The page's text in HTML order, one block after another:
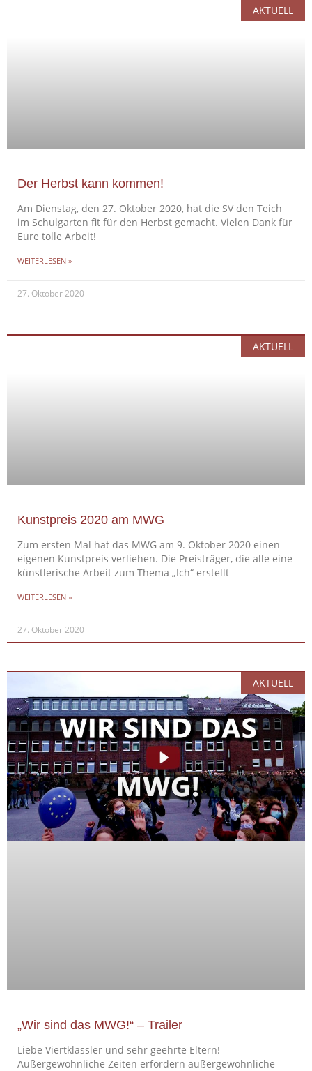
AKTUELL
Der Herbst kann kommen!
Am Dienstag, den 27. Oktober 2020, hat die SV den Teich
im Schulgarten fit für den Herbst gemacht. Vielen Dank für
Eure tolle Arbeit!
WEITERLESEN »
27. Oktober 2020
AKTUELL
Kunstpreis 2020 am MWG
Zum ersten Mal hat das MWG am 9. Oktober 2020 einen
eigenen Kunstpreis verliehen. Die Preisträger, die alle eine
künstlerische Arbeit zum Thema „Ich“ erstellt
WEITERLESEN »
27. Oktober 2020
AKTUELL
„Wir sind das MWG!“ – Trailer
Liebe Viertklässler und sehr geehrte Eltern!
Außergewöhnliche Zeiten erfordern außergewöhnliche